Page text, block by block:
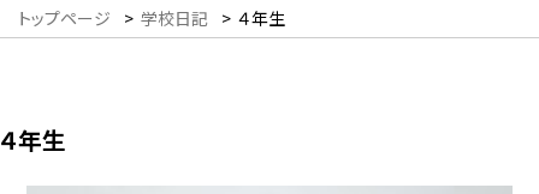
トップページ > 学校日記 > ４年生
４年生